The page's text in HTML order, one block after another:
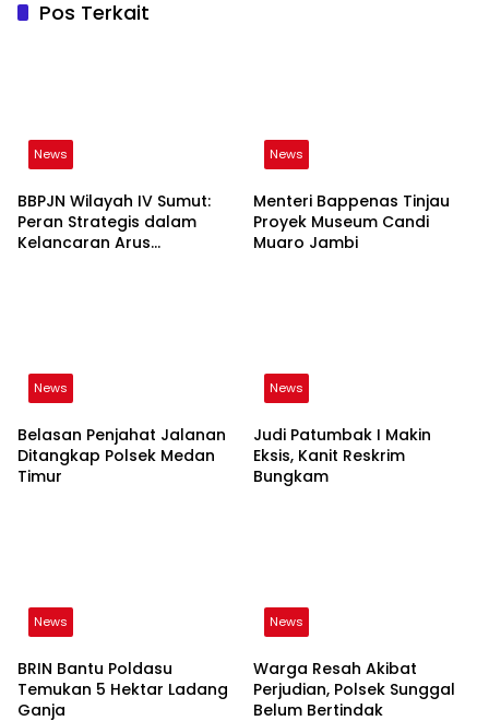
Pos Terkait
News
BBPJN Wilayah IV Sumut:
Peran Strategis dalam
Kelancaran Arus
News
Menteri Bappenas Tinjau
Proyek Museum Candi
Muaro Jambi
News
Belasan Penjahat Jalanan
Ditangkap Polsek Medan
Timur
News
Judi Patumbak I Makin
Eksis, Kanit Reskrim
Bungkam
News
BRIN Bantu Poldasu
Temukan 5 Hektar Ladang
Ganja
News
Warga Resah Akibat
Perjudian, Polsek Sunggal
Belum Bertindak